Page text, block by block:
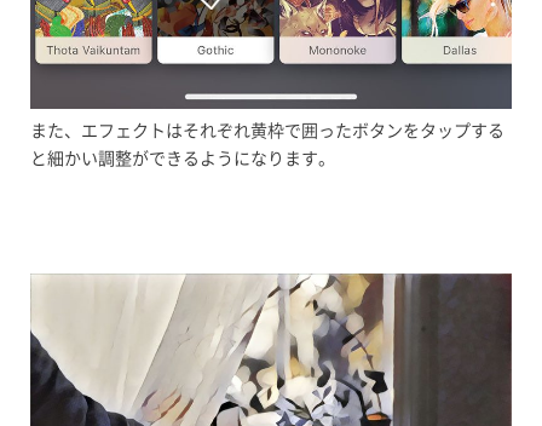
また、エフェクトはそれぞれ黄枠で囲ったボタンをタップする
と細かい調整ができるようになります。